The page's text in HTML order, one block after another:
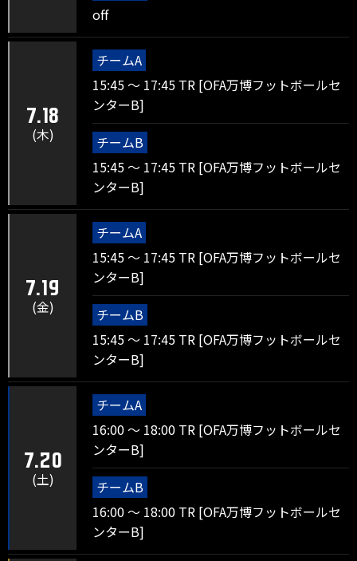
off
7.18
(木)
チームA
15:45 ～ 17:45 TR [OFA万博フットボールセ
ンターB]
チームB
15:45 ～ 17:45 TR [OFA万博フットボールセ
ンターB]
7.19
(金)
チームA
15:45 ～ 17:45 TR [OFA万博フットボールセ
ンターB]
チームB
15:45 ～ 17:45 TR [OFA万博フットボールセ
ンターB]
7.20
(土)
チームA
16:00 ～ 18:00 TR [OFA万博フットボールセ
ンターB]
チームB
16:00 ～ 18:00 TR [OFA万博フットボールセ
ンターB]